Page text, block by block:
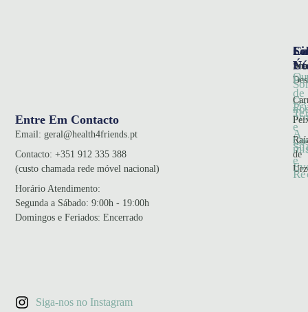
Entre Em Contacto
Email: geral@health4friends.pt
Contacto:+351 912 335 388
(custo chamada rede móvel nacional)
Horário Atendimento:
Segunda a Sábado: 9:00h - 19:00h
Domingos e Feriados: Encerrado
Siga-nos no Instagram
Os
A
de
de
e
e